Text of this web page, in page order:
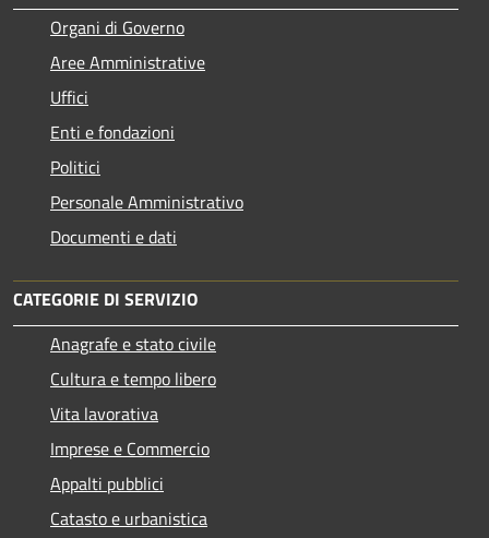
Organi di Governo
Aree Amministrative
Uffici
Enti e fondazioni
Politici
Personale Amministrativo
Documenti e dati
CATEGORIE DI SERVIZIO
Anagrafe e stato civile
Cultura e tempo libero
Vita lavorativa
Imprese e Commercio
Appalti pubblici
Catasto e urbanistica